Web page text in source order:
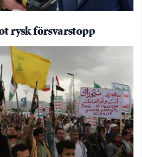
rysk försvarstopp